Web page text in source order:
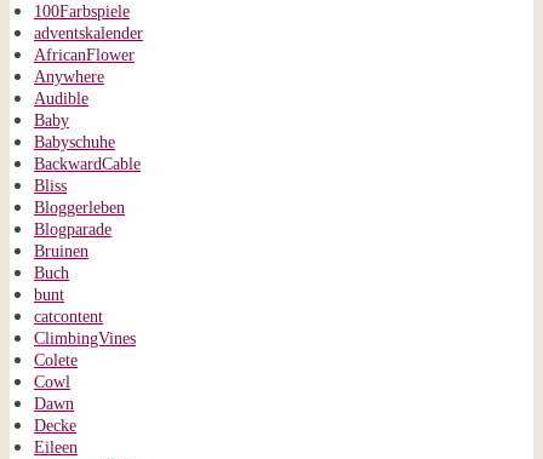
100Farbspiele
adventskalender
AfricanFlower
Anywhere
Audible
Baby
Babyschuhe
BackwardCable
Bliss
Bloggerleben
Blogparade
Bruinen
Buch
bunt
catcontent
ClimbingVines
Colete
Cowl
Dawn
Decke
Eileen